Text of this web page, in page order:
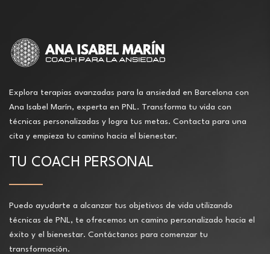
Explora terapias avanzadas para la ansiedad en Barcelona con
Ana Isabel Marín, experta en PNL. Transforma tu vida con
técnicas personalizadas y logra tus metas. Contacta para una
cita y empieza tu camino hacia el bienestar.
TU COACH PERSONAL
Puedo ayudarte a alcanzar tus objetivos de vida utilizando
técnicas de PNL, te ofrecemos un camino personalizado hacia el
éxito y el bienestar. Contáctanos para comenzar tu
transformación.